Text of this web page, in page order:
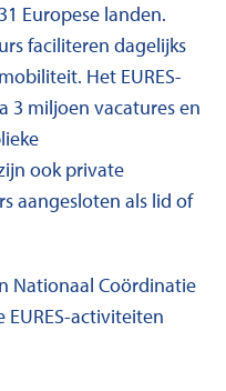
Europese landen.
faciliteren dagelijks
Het EURES-
3 miljoen vacatures en
ook private
aangesloten als lid of
Nationaal Coördinatie
EURES-activiteiten